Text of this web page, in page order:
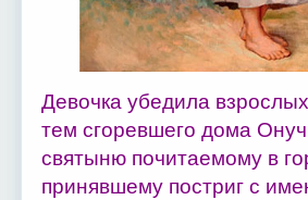
Девочка убедила
тем сгоревшего дома
святыню почитаемому в
принявшему постриг с